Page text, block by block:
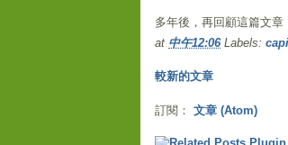
多年後，再回顧這篇文章
at 中午12:06 Labels:
較新的文章
訂閱： 文章 (Atom)